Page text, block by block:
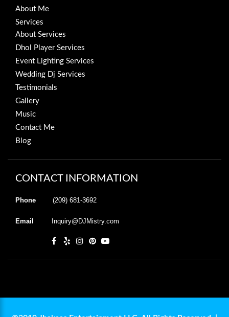
About Me
Services
About Services
Dhol Player Services
Event Lighting Services
Wedding Dj Services
Testimonials
Gallery
Music
Contact Me
Blog
CONTACT INFORMATION
Phone (209) 681-3692
Email Inquiry@DJMistry.com